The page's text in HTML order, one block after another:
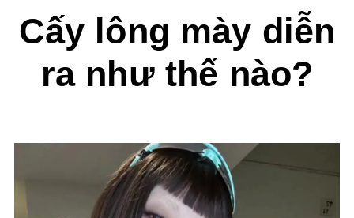
Cấy lông mày diễn
ra như thế nào?